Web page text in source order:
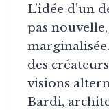
L’idée d’un
pas
des
visions
Bardi,